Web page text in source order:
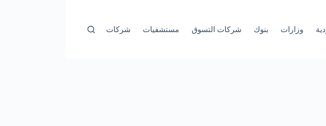
وزارات بنوك شركات التسوق مستشفيات شركات